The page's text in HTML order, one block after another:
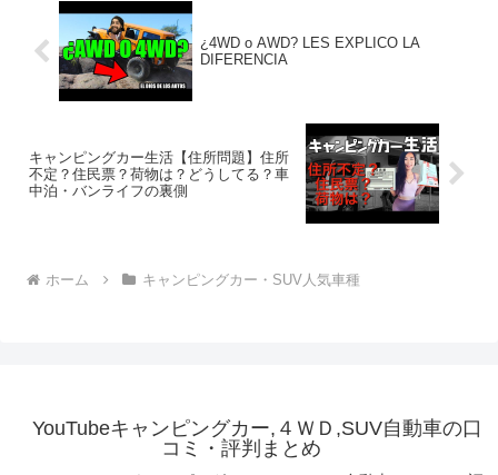
¿4WD o AWD? LES EXPLICO LA
DIFERENCIA
キャンピングカー生活【住所問題】住所
不定？住民票？荷物は？どうしてる？車
中泊・バンライフの裏側
ホーム キャンピングカー・SUV人気車種
YouTubeキャンピングカー,４ＷＤ,SUV自動車の口
コミ・評判まとめ